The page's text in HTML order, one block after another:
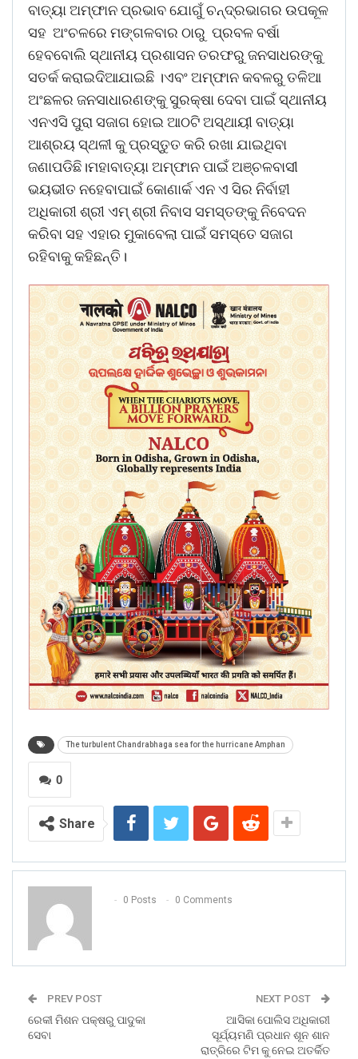
ବାତ୍ୟା ଅମ୍ଫାନ ପ୍ରଭାବ ଯୋଗୁଁ ଚନ୍ଦ୍ରଭାଗର ଉପକୂଳ
ସହ ଅଂଚଳରେ ମଙ୍ଗଳବାର ଠାରୁ ପ୍ରବଳ ବର୍ଷା
ହେବବୋଲି ସ୍ଥାନୀୟ ପ୍ରଶାସନ ତରଫରୁ ଜନସାଧରଙ୍କୁ
ସତର୍କ କରାଇଦିଆଯାଇଛି ।ଏବଂ ଅମ୍ଫାନ କବଳରୁ ତଳିଆ
ଅଂଛଳର ଜନସାଧାରଣଙ୍କୁ ସୁରକ୍ଷା ଦେବା ପାଇଁ ସ୍ଥାନୀୟ
ଏନଏସି ପୁରା ସଜାଗ ହୋଇ ଆଠଟି ଅସ୍ଥାୟୀ ବାତ୍ୟା
ଆଶ୍ରୟ ସ୍ଥଳୀ କୁ ପ୍ରସ୍ତୁତ କରି ରଖା ଯାଇଥିବା
ଜଣାପଡିଛି।ମହାବାତ୍ୟା ଅମ୍ଫାନ ପାଇଁ ଅଞ୍ଚଳବାସୀ
ଭୟଭୀତ ନହେବାପାଇଁ କୋଣାର୍କ ଏନ ଏ ସିର ନିର୍ବାହୀ
ଅଧିକାରୀ ଶ୍ରୀ ଏମ୍ ଶ୍ରୀ ନିବାସ ସମସ୍ତଙ୍କୁ ନିବେଦନ
କରିବା ସହ ଏହାର ମୁକାବେଲା ପାଇଁ ସମସ୍ତେ ସଜାଗ
ରହିବାକୁ କହିଛନ୍ତି।
The turbulent Chandrabhaga sea for the hurricane Amphan
0
Share
0 Posts 0 Comments
PREV POST
ରେକୀ ମିଶନ ପକ୍ଷରୁ ପାଦୁକା
ସେବା
NEXT POST
ଆସିକା ପୋଲିସ ଅଧିକାରୀ
ସୂର୍ଯ୍ୟମଣି ପ୍ରଧାନ ଶୂନ ଶାନ
ରାତ୍ରିରେ ଟିମ କୁ ନେଇ ଅତର୍କିତ